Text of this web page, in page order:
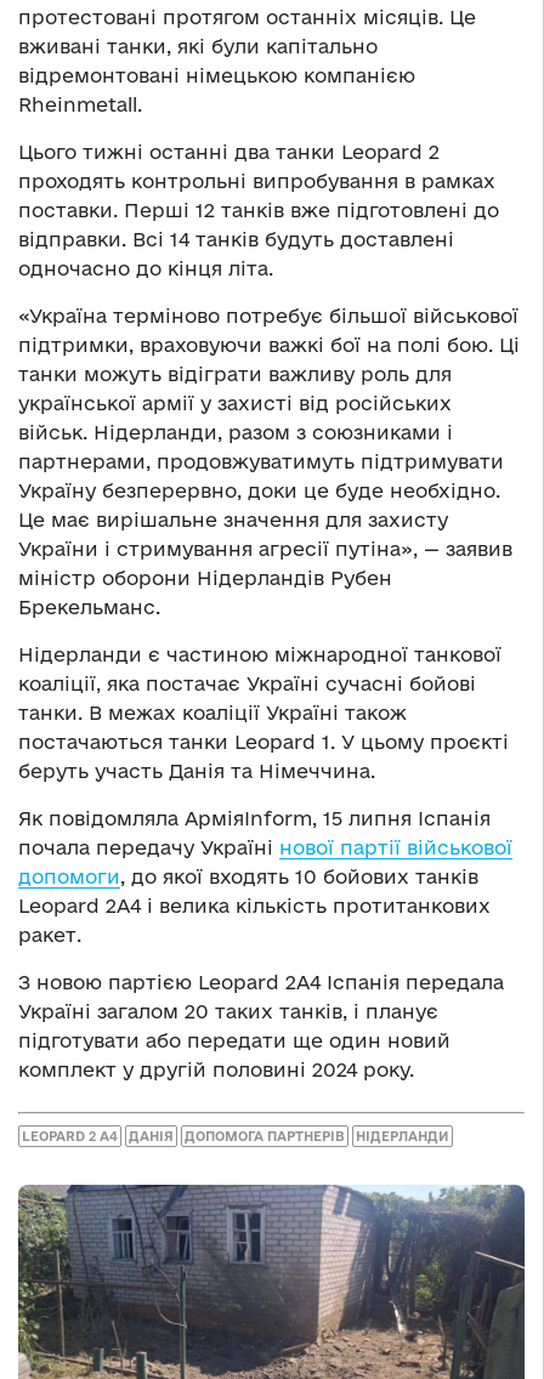
протестовані протягом останніх місяців. Це
вживані танки, які були капітально
відремонтовані німецькою компанією
Rheinmetall.
Цього тижні останні два танки Leopard 2
проходять контрольні випробування в рамках
поставки. Перші 12 танків вже підготовлені до
відправки. Всі 14 танків будуть доставлені
одночасно до кінця літа.
«Україна терміново потребує більшої військової
підтримки, враховуючи важкі бої на полі бою. Ці
танки можуть відіграти важливу роль для
української армії у захисті від російських
військ. Нідерланди, разом з союзниками і
партнерами, продовжуватимуть підтримувати
Україну безперервно, доки це буде необхідно.
Це має вирішальне значення для захисту
України і стримування агресії путіна», — заявив
міністр оборони Нідерландів Рубен
Брекельманс.
Нідерланди є частиною міжнародної танкової
коаліції, яка постачає Україні сучасні бойові
танки. В межах коаліції Україні також
постачаються танки Leopard 1. У цьому проєкті
беруть участь Данія та Німеччина.
Як повідомляла АрміяInform, 15 липня Іспанія
почала передачу Україні нової партії військової
допомоги, до якої входять 10 бойових танків
Leopard 2А4 і велика кількість протитанкових
ракет.
З новою партією Leopard 2A4 Іспанія передала
Україні загалом 20 таких танків, і планує
підготувати або передати ще один новий
комплект у другій половині 2024 року.
LEOPARD 2 A4 ДАНІЯ ДОПОМОГА ПАРТНЕРІВ НІДЕРЛАНДИ